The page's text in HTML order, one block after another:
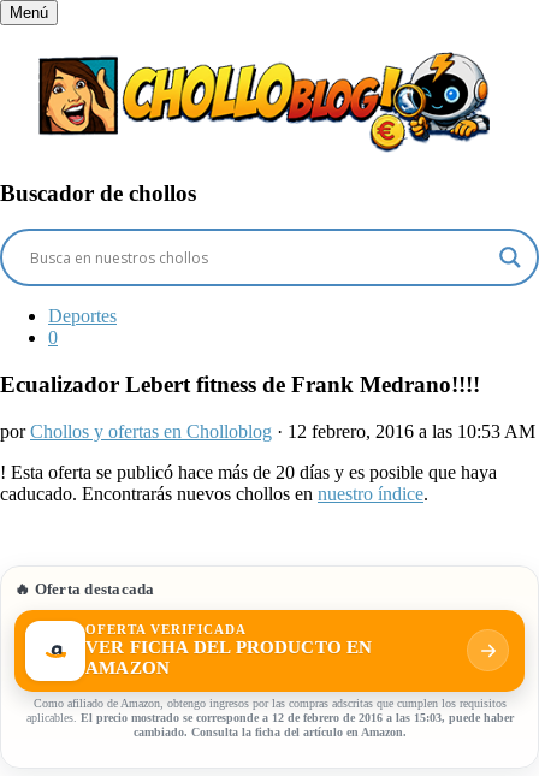
Menú
Buscador de chollos
Deportes
0
Ecualizador Lebert fitness de Frank Medrano!!!!
porChollos y ofertas en Cholloblog · 12 febrero, 2016 a las 10:53 AM
! Esta oferta se publicó hace más de 20 días y es posible que haya
caducado. Encontrarás nuevos chollos en nuestro índice.
🔥 Oferta destacada
OFERTA VERIFICADA
VER FICHA DEL PRODUCTO EN
AMAZON
Como afiliado de Amazon, obtengo ingresos por las compras adscritas que cumplen los requisitos
aplicables. El precio mostrado se corresponde a 12 de febrero de 2016 a las 15:03, puede haber
cambiado. Consulta la ficha del artículo en Amazon.